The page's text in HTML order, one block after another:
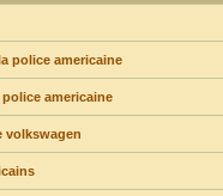
police americaine
americaine
volkswagen